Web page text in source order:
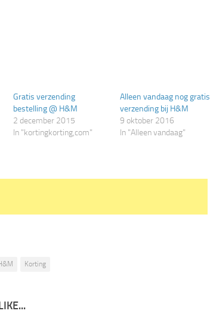
Gratis verzending
bestelling @ H&M
2 december 2015
In "kortingkorting,com"
Alleen vandaag nog gratis
verzending bij H&M
9 oktober 2016
In "Alleen vandaag"
Korting